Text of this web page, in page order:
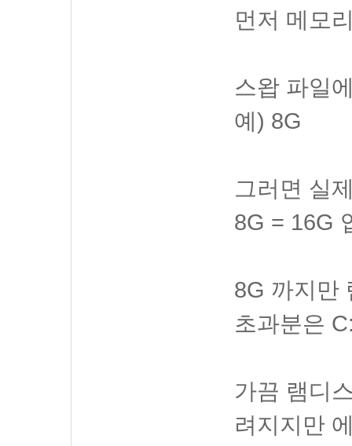
먼저 메모
스왑 파일
예) 8G
그러면 실
8G = 16G
8G 까지만
초과분은
가끔 램디
려지지만